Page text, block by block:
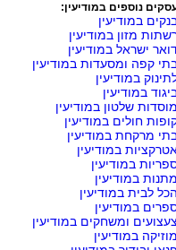
נוספים במודיעין:
במודיעין
מזון במודיעין
ישראל במודיעין
קפה ומסעדות במודיעין
במודיעין
במודיעין
שלטון במודיעין
חולים במודיעין
מרקחת במודיעין
במודיעין
במודיעין
במודיעין
לבית במודיעין
במודיעין
ומשחקים במודיעין
במודיעין